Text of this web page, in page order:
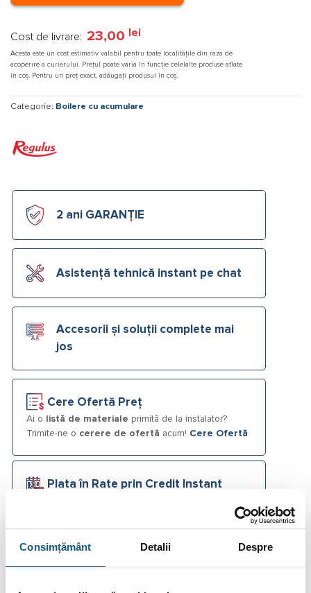
Consimțământ Detalii Despre
Cost de livrare: 23,00 lei
Acesta este un cost estimativ valabil pentru toate localitățile din raza de
acoperire a curierului. Prețul poate varia în funcție celelalte produse aflate
în coș. Pentru un preț exact, adăugați produsul în coș.
Categorie: Boilere cu acumulare
2 ani GARANȚIE
Asistență tehnică instant pe chat
Accesorii și soluții complete mai
jos
Cere Ofertă Preț
Ai o listă de materiale primită de la instalator?
Trimite-ne o cerere de ofertă acum! Cere Ofertă
Plata în Rate prin Credit Instant
lunare de la
tbi bank